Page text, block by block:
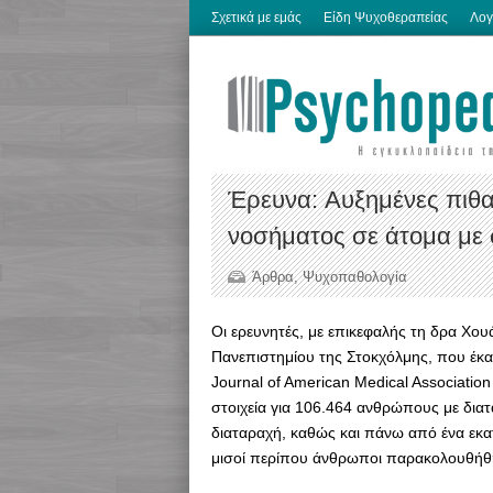
Σχετικά με εμάς Είδη Ψυχοθεραπείας
Έρευνα: Aυξημένες
νοσήματος σε άτομα με
Άρθρα,Ψυχοπαθολογία
Οι ερευνητές, με επικεφαλής τη δρα
Πανεπιστημίου της Στοκχόλμης, που
Journal of American Medical
στοιχεία για 106.464 ανθρώπους με
διαταραχή, καθώς και πάνω από ένα
μισοί περίπου άνθρωποι